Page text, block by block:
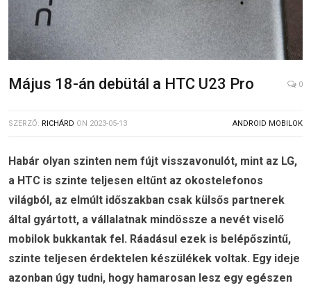
Május 18-án debütál a HTC U23 Pro 0
SZERZŐ: RICHÁRD ON 2023-05-13 ANDROID MOBILOK
Habár olyan szinten nem fújt visszavonulót, mint az LG,
a HTC is szinte teljesen eltűnt az okostelefonos
világból, az elmúlt időszakban csak külsős partnerek
által gyártott, a vállalatnak mindössze a nevét viselő
mobilok bukkantak fel. Ráadásul ezek is belépőszintű,
szinte teljesen érdektelen készülékek voltak. Egy ideje
azonban úgy tudni, hogy hamarosan lesz egy egészen